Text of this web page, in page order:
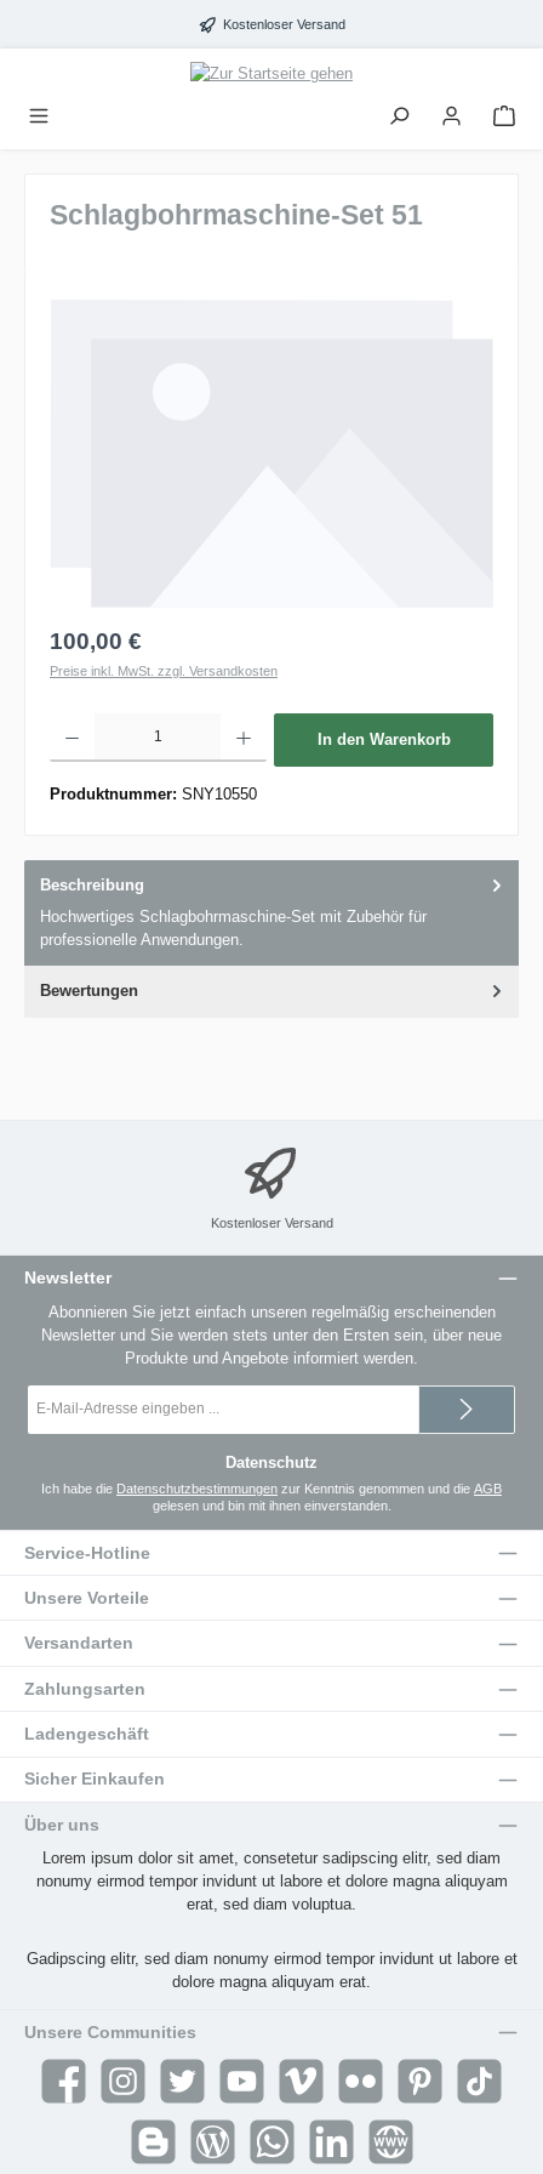
Kostenloser Versand
Schlagbohrmaschine-Set 51
100,00 €
Preise inkl. MwSt. zzgl. Versandkosten
In den Warenkorb
Produktnummer: SNY10550
Beschreibung
Hochwertiges Schlagbohrmaschine-Set mit Zubehör für
professionelle Anwendungen.
Bewertungen
Kostenloser Versand
Newsletter
Abonnieren Sie jetzt einfach unseren regelmäßig erscheinenden
Newsletter und Sie werden stets unter den Ersten sein, über neue
Produkte und Angebote informiert werden.
Mail-
Datenschutz
Ich habe die Datenschutzbestimmungen zur Kenntnis genommen und die AGB
gelesen und bin mit ihnen einverstanden.
Service-Hotline
Unsere Vorteile
Versandarten
Zahlungsarten
Ladengeschäft
Sicher Einkaufen
Über uns
Lorem ipsum dolor sit amet, consetetur sadipscing elitr, sed diam
nonumy eirmod tempor invidunt ut labore et dolore magna aliquyam
erat, sed diam voluptua.
Gadipscing elitr, sed diam nonumy eirmod tempor invidunt ut labore et
dolore magna aliquyam erat.
Unsere Communities
Facebook Instagram Twitter YouTube Vimeo Flickr Pinterest TikTok
Blogger Blog WhatsApp Website